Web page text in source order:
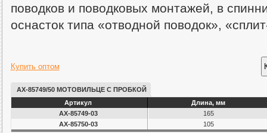
поводков и поводковых монтажей, в
оснасток типа «отводной поводок»,
Купить оптом
AX-85749/50 МОТОВИЛЬЦЕ С ПРОБКОЙ
Артикул
Длина, мм
AX-85749-03
165
AX-85750-03
105